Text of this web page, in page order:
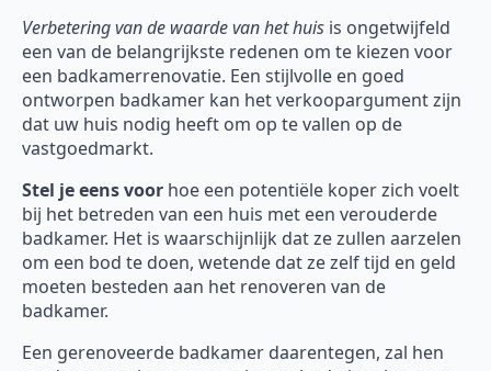
Verbetering van de waarde van het huis is ongetwijfeld
een van de belangrijkste redenen om te kiezen voor
een badkamerrenovatie. Een stijlvolle en goed
ontworpen badkamer kan het verkoopargument zijn
dat uw huis nodig heeft om op te vallen op de
vastgoedmarkt.
Stel je eens voor hoe een potentiële koper zich voelt
bij het betreden van een huis met een verouderde
badkamer. Het is waarschijnlijk dat ze zullen aarzelen
om een bod te doen, wetende dat ze zelf tijd en geld
moeten besteden aan het renoveren van de
badkamer.
Een gerenoveerde badkamer daarentegen, zal hen